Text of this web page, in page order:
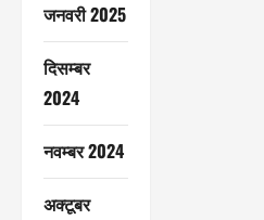
जनवरी 2025
दिसम्बर
2024
नवम्बर 2024
अक्टूबर